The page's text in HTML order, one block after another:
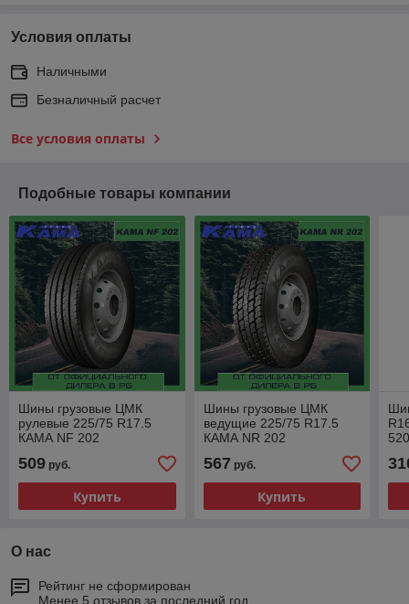
Условия оплаты
Наличными
Безналичный расчет
Все условия оплаты
Подобные товары компании
Шины грузовые ЦМК
рулевые 225/75 R17.5
КАМА NF 202
509 руб.
Купить
Шины грузовые ЦМК
ведущие 225/75 R17.5
КАМА NR 202
567 руб.
Купить
О нас
Рейтинг не сформирован
Менее 5 отзывов за последний год